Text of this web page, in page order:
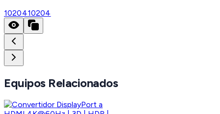
1020410204
Equipos Relacionados